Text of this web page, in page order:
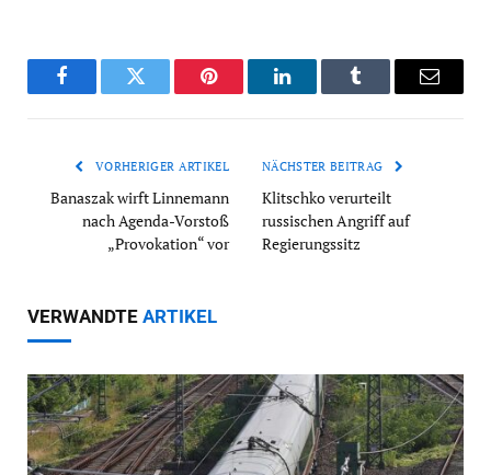
FacebookTwitter Pinterest LinkedInTumblr Email
VORHERIGER ARTIKEL
Banaszak wirft Linnemann
nach Agenda-Vorstoß
„Provokation“ vor
NÄCHSTER BEITRAG
Klitschko verurteilt
russischen Angriff auf
Regierungssitz
VERWANDTE ARTIKEL